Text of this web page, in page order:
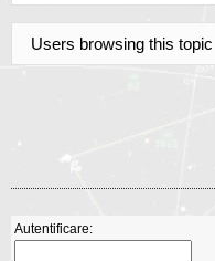
Users browsing this topic
Autentificare: